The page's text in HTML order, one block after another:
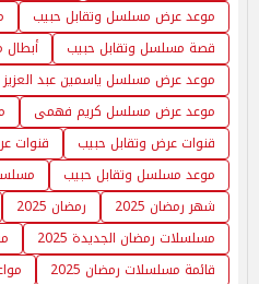
موعد عرض مسلسل وتقابل حبيب
قصة مسلسل وتقابل حبيب
موعد عرض مسلسل ياسمين عبد العزيز
موعد عرض مسلسل كريم فهمى
قنوات عرض وتقابل حبيب
قنوات
موعد مسلسل وتقابل حبيب
شهر رمضان 2025
رمضان 2025
مسلسلات رمضان الجديدة 2025
قائمة مسلسلات رمضان 2025